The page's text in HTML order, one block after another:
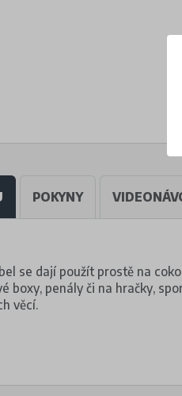
POKYNY
se dají použít prostě na
boxy, penály či na hračky,
věcí.